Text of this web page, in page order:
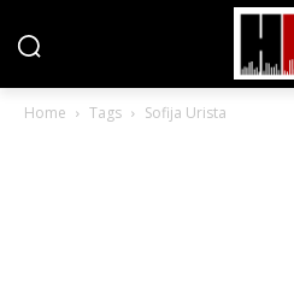
Home Tags Sofija Urista